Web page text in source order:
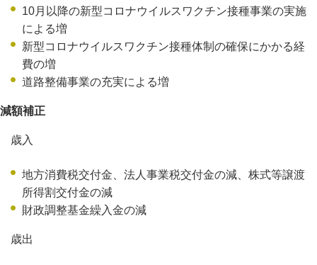
10月以降の新型コロナウイルスワクチン接種事業の実施
による増
新型コロナウイルスワクチン接種体制の確保にかかる経
費の増
道路整備事業の充実による増
減額補正
歳入
地方消費税交付金、法人事業税交付金の減、株式等譲渡
所得割交付金の減
財政調整基金繰入金の減
歳出